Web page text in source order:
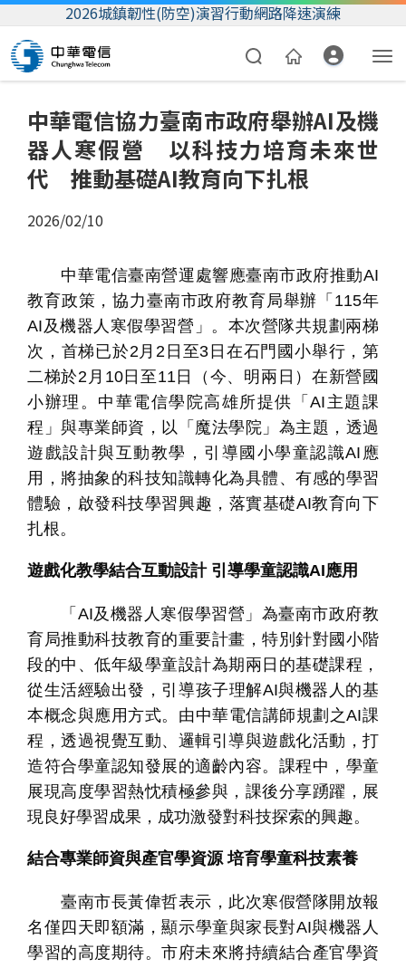
2026城鎮韌性(防空)演習行動網路降速演練
帳單繳費
我的帳號
個
家
庭
業
際
科
研
發
關
我
們
產品
中華電信協力臺南市政府舉辦AI及機
器人寒假營 以科技力培育未來世
代 推動基礎AI教育向下扎根
2026/02/10
中華電信臺南營運處響應臺南市政府推動AI
教育政策，協力臺南市政府教育局舉辦「 115年
AI及機器人寒假學習營」。本次營隊共規劃兩梯
次，首梯已於2月 2 日至3 日在石門國小舉行，第
二梯於2 月 10日至11日（今、明兩日）在新營國
小辦理。中華電信學院高雄所提供「AI 主題課
程」與專業師資，以「魔法學院」為主題，透過
遊戲設計與互動教學，引導國小學童認識AI 應
用，將抽象的科技知識轉化為具體、有感的學習
體驗，啟發科技學習興趣，落實基礎AI教育向下
扎根。
遊戲化教學結合互動設計 引導學童認識AI應用
「 AI及機器人寒假學習營」為臺南市政府教
育局推動科技教育的重要計畫，特別針對國小階
段的中、低年級學童設計為期兩日的基礎課程，
從生活經驗出發，引導孩子理解AI與機器人的基
本概念與應用方式。由中華電信講師規劃之AI課
程，透過視覺互動、邏輯引導與遊戲化活動，打
造符合學童認知發展的適齡內容。課程中，學童
展現高度學習熱忱積極參與，課後分享踴躍，展
現良好學習成果，成功激發對科技探索的興趣。
結合專業師資與產官學資源 培育學童科技素養
臺南市長黃偉哲表示，此次寒假營隊開放報
名僅四天即額滿，顯示學童與家長對AI與機器人
學習的高度期待。市府未來將持續結合產官學資